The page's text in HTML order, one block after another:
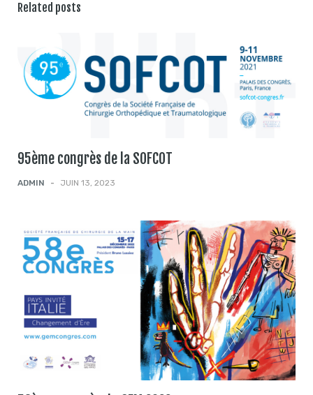
Related posts
95ème congrès de la SOFCOT
ADMIN - JUIN 13, 2023